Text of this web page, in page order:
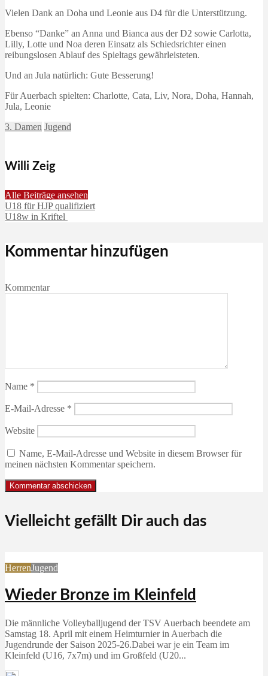
Vielen Dank an Doha und Leonie aus D4 für die Unterstützung.
Ebenso “Danke” an Anna und Bianca aus der D2 sowie Carlotta,
Lilly, Lotte und Noa deren Einsatz als Schiedsrichter einen
reibungslosen Ablauf des Spieltags gewährleisteten.
Und an Jula natürlich: Gute Besserung!
Für Auerbach spielten: Charlotte, Cata, Liv, Nora, Doha, Hannah,
Jula, Leonie
3. Damen Jugend
Willi Zeig
Alle Beiträge ansehen
U18 für HJP qualifiziert
U18w in Kriftel
Kommentar hinzufügen
Kommentar
Name *
E-Mail-Adresse *
Website
Name, E-Mail-Adresse und Website in diesem Browser für
meinen nächsten Kommentar speichern.
Vielleicht gefällt Dir auch das
HerrenJugend
Wieder Bronze im Kleinfeld
Die männliche Volleyballjugend der TSV Auerbach beendete am
Samstag 18. April mit einem Heimturnier in Auerbach die
Jugendrunde der Saison 2025-26.Dabei war je ein Team im
Kleinfeld (U16, 7x7m) und im Großfeld (U20...